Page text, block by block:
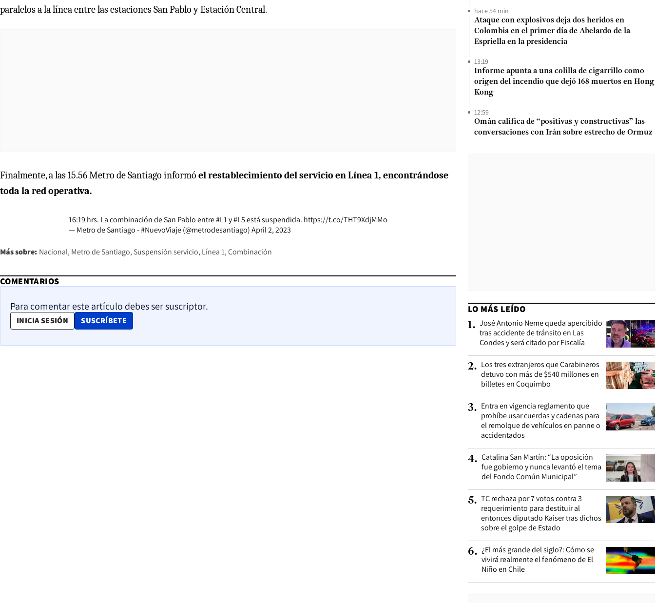
paralelos a la línea entre las estaciones San Pablo y Estación Central.
Finalmente, a las 15.56 Metro de Santiago informó el restablecimiento del servicio en Línea 1, encontrándose
toda la red operativa.
16:19 hrs. La combinación de San Pablo entre#L1y#L5está suspendida. https://t.co/THT9XdjMMo
— Metro de Santiago - #NuevoViaje (@metrodesantiago)April 2, 2023
Más sobre: Nacional Metro de Santiago Suspensión servicio Línea 1 Combinación
COMENTARIOS
Para comentar este artículo debes ser suscriptor.
INICIA SESIÓN SUSCRÍBETE
OPENS IN NEW WINDOW
hace 54 min
Ataque con explosivos deja dos heridos en
Colombia en el primer día de Abelardo de la
Espriella en la presidencia
13:19
Informe apunta a una colilla de cigarrillo como
origen del incendio que dejó 168 muertos en Hong
Kong
12:59
Omán califica de “positivas y constructivas” las
conversaciones con Irán sobre estrecho de Ormuz
LO MÁS LEÍDO
1. José Antonio Neme queda apercibido
tras accidente de tránsito en Las
Condes y será citado por Fiscalía
2. Los tres extranjeros que Carabineros
detuvo con más de $540 millones en
billetes en Coquimbo
3. Entra en vigencia reglamento que
prohíbe usar cuerdas y cadenas para
el remolque de vehículos en panne o
accidentados
4. Catalina San Martín: “La oposición
fue gobierno y nunca levantó el tema
del Fondo Común Municipal”
5. TC rechaza por 7 votos contra 3
requerimiento para destituir al
entonces diputado Kaiser tras dichos
sobre el golpe de Estado
6. ¿El más grande del siglo?: Cómo se
vivirá realmente el fenómeno de El
Niño en Chile